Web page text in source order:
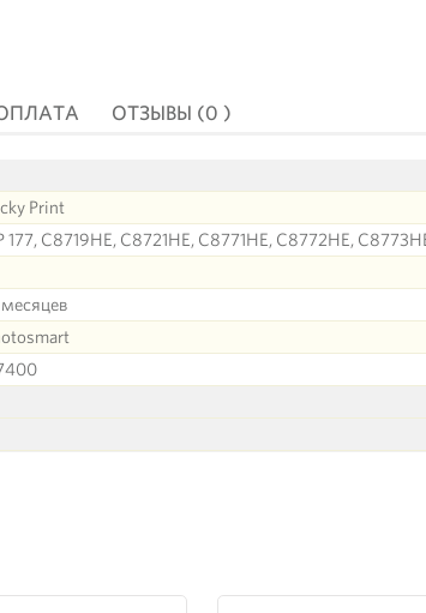
ОТЗЫВЫ (0 )
Print
177, C8719HE, C8721HE, C8771HE, C8772HE,
месяцев